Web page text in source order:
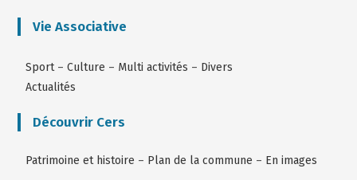
Vie Associative
Sport –Culture – Multi activités – Divers
Actualités
Découvrir Cers
Patrimoine et histoire – Plan de la commune – En images